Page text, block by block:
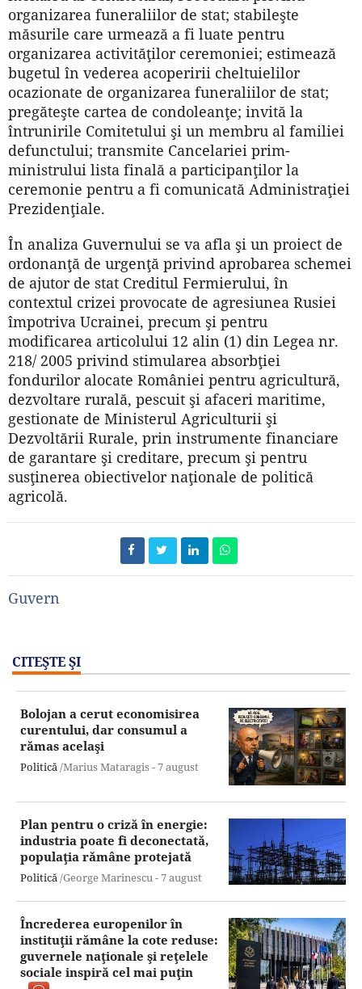
organizarea funeraliilor de stat; stabileşte
măsurile care urmează a fi luate pentru
organizarea activităţilor ceremoniei; estimează
bugetul în vederea acoperirii cheltuielilor
ocazionate de organizarea funeraliilor de stat;
pregăteşte cartea de condoleanţe; invită la
întrunirile Comitetului şi un membru al familiei
defunctului; transmite Cancelariei prim-
ministrului lista finală a participanţilor la
ceremonie pentru a fi comunicată Administraţiei
Prezidenţiale.
În analiza Guvernului se va afla şi un proiect de
ordonanţă de urgenţă privind aprobarea schemei
de ajutor de stat Creditul Fermierului, în
contextul crizei provocate de agresiunea Rusiei
împotriva Ucrainei, precum şi pentru
modificarea articolului 12 alin (1) din Legea nr.
218/ 2005 privind stimularea absorbţiei
fondurilor alocate României pentru agricultură,
dezvoltare rurală, pescuit şi afaceri maritime,
gestionate de Ministerul Agriculturii şi
Dezvoltării Rurale, prin instrumente financiare
de garantare şi creditare, precum şi pentru
susţinerea obiectivelor naţionale de politică
agricolă.
Guvern
CITEŞTE ŞI
Bolojan a cerut economisirea
curentului, dar consumul a
rămas acelaşi
Politică/Marius Mataragis -7 august
Plan pentru o criză în energie:
industria poate fi deconectată,
populaţia rămâne protejată
Politică/George Marinescu -7 august
Încrederea europenilor în
instituţii rămâne la cote reduse:
guvernele naţionale şi reţelele
sociale inspiră cel mai puţin